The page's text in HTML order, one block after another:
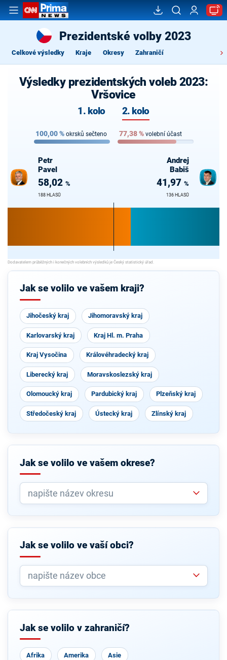
Prezidentské volby 2023
Celkové výsledky Kraje Okresy Zahraničí
Výsledky prezidentských voleb 2023:
Vršovice
1. kolo 2. kolo
100,00% okrsků sečteno 77,38% volební účast
Petr
Pavel
58,02 %
188 HLASŮ
Andrej
Babiš
41,97 %
136 HLASŮ
Jak se volilo ve vašem kraji?
Jihočeský kraj Jihomoravský kraj
Karlovarský kraj Kraj Hl. m. Praha
Kraj Vysočina Královéhradecký kraj
Liberecký kraj Moravskoslezský kraj
Olomoucký kraj Pardubický kraj Plzeňský kraj
Středočeský kraj Ústecký kraj Zlínský kraj
Jak se volilo ve vašem okrese?
Jak se volilo ve vaší obci?
Jak se volilo v zahraničí?
Afrika Amerika Asie